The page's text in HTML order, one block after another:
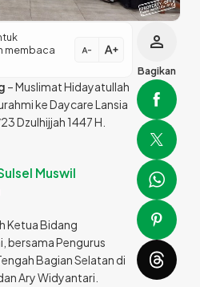
membaca
text_decrease text_increase
– Muslimat Hidayatullah
ke Daycare Lansia
Dzulhijjah 1447 H.
Muswil
Ketua Bidang
bersama Pengurus
Bagian Selatan di
Ary Widyantari.
person
Bagikan